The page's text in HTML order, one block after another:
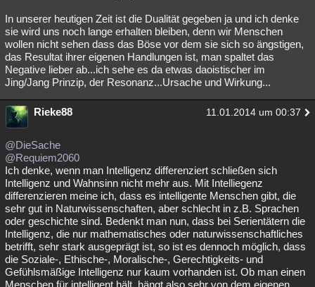
In unserer heutigen Zeit ist die Dualität gegeben ja und ich denke
sie wird uns noch lange erhalten bleiben, denn wir Menschen
wollen nicht sehen dass das Böse vor dem sie sich so ängstigen,
das Resultat ihrer eigenen Handlungen ist, man spaltet das
Negative lieber ab...ich sehe es da etwas daoistischer im
Jing/Jang Prinzip, der Resonanz...Ursache und Wirkung...
Rieke88 11.01.2014 um 00:37
@DieSache
@Requiem2060
Ich denke, wenn man Intelligenz differenziert schließen sich
Intelligenz und Wahnsinn nicht mehr aus. Mit Intelliegenz
differenzieren meine ich, dass es intelligente Menschen gibt, die
sehr gut in Naturwissenschaften, aber schlecht in z.B. Sprachen
oder geschichte sind. Bedenkt man nun, dass bei Serientätern die
Intelligenz, die nur mathematisches oder naturwissenschaftliches
betrifft, sehr stark ausgeprägt ist, so ist es dennoch möglich, dass
die Soziale-, Ethische-, Moralische-, Gerechtigkeits- und
Gefühlsmäßige Intelligenz nur kaum vorhanden ist. Ob man einen
Menschen für intelligent hält, hängt also sehr von dem eigenen